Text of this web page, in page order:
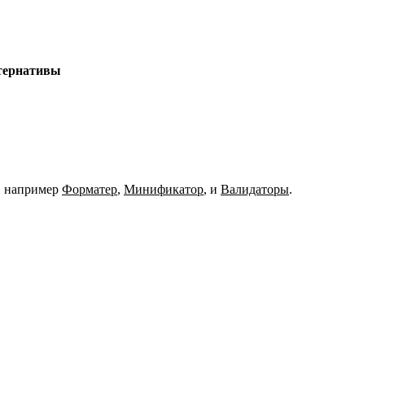
например Форматер, Минификатор, и Валидаторы.